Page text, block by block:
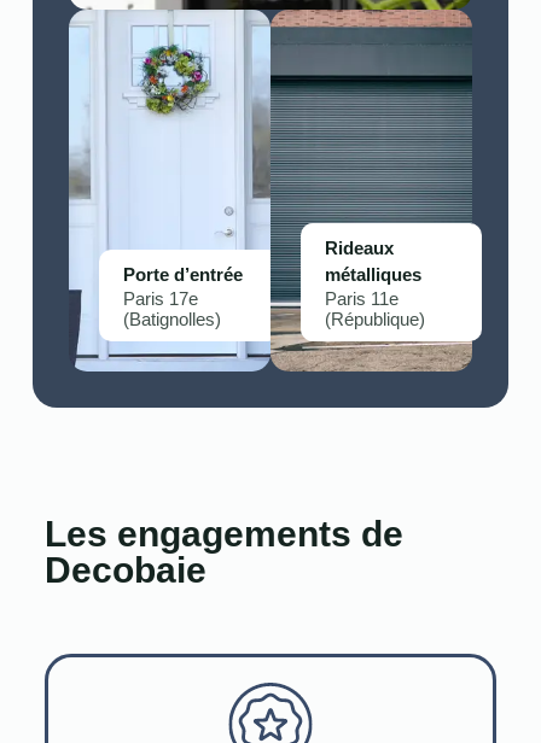
Porte d’entrée
Paris 17e
(Batignolles)
Rideaux
métalliques
Paris 11e
(République)
Les engagements de
Decobaie